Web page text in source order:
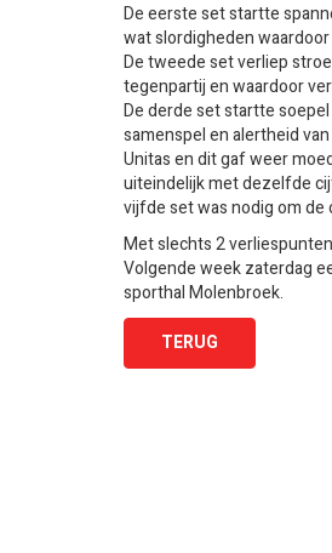
De eerste set startte
wat slordigheden
De tweede set verliep
tegenpartij en waardoor
De derde set startte
samenspel en alertheid
Unitas en dit gaf weer
uiteindelijk met dezelfde
vijfde set was nodig om de
Met slechts 2
Volgende week zaterdag
sporthal Molenbroek.
TERUG